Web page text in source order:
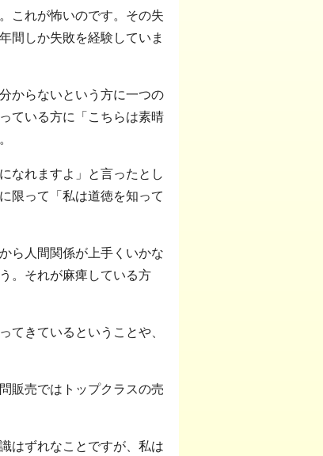
これが怖いのです。その失
間しか失敗を経験していま
からないという方に一つの
ている方に「こちらは素晴
なれますよ」と言ったとし
限って「私は道徳を知って
ら人間関係が上手くいかな
。それが麻痺している方
てきているということや、
販売ではトップクラスの売
はずれなことですが、私は